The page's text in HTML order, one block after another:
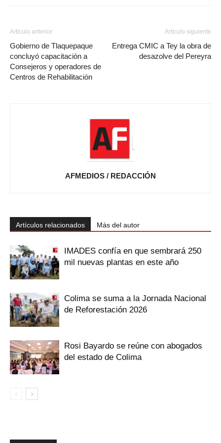
Artículo anterior
Gobierno de Tlaquepaque
concluyó capacitación a
Consejeros y operadores de
Centros de Rehabilitación
Artículo siguiente
Entrega CMIC a Tey la obra ‎de
desazolve del Pereyra
AFMEDIOS / REDACCIÓN
Artículos relacionados Más del autor
IMADES confía en que sembrará 250
mil nuevas plantas en este año
Colima se suma a la Jornada Nacional
de Reforestación 2026
Rosi Bayardo se reúne con abogados
del estado de Colima